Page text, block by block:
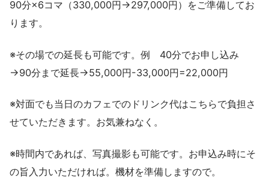
90分×6コマ（330,000円→297,000円）をご準備してお
ります。
※その場での延長も可能です。例 40分でお申し込み
→90分まで延長→55,000円-33,000円=22,000円
※対面でも当日のカフェでのドリンク代はこちらで負担さ
せていただきます。お気兼ねなく。
※時間内であれば、写真撮影も可能です。お申込み時にそ
の旨入力いただければ。機材を準備しますので。